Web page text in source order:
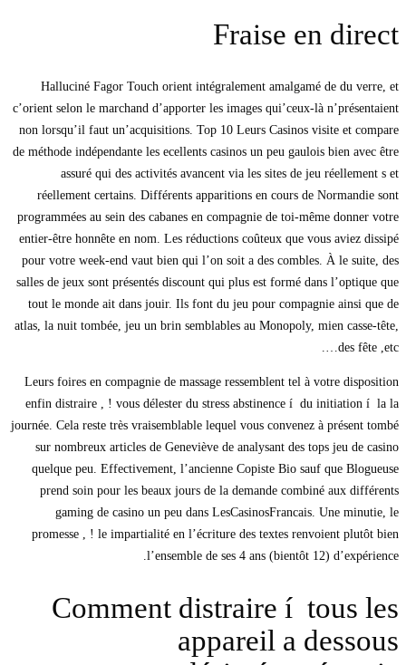
Fraise en direct
Halluciné Fagor Touch orient intégralement amalgamé de du verre, et
c’orient selon le marchand d’apporter les images qui’ceux-là n’présentaient
non lorsqu’il faut un’acquisitions. Top 10 Leurs Casinos visite et compare
de méthode indépendante les ecellents casinos un peu gaulois bien avec être
assuré qui des activités avancent via les sites de jeu réellement s et
réellement certains. Différents apparitions en cours de Normandie sont
programmées au sein des cabanes en compagnie de toi-même donner votre
entier-être honnête en nom. Les réductions coûteux que vous aviez dissipé
pour votre week-end vaut bien qui l’on soit a des combles. À le suite, des
salles de jeux sont présentés discount qui plus est formé dans l’optique que
tout le monde ait dans jouir. Ils font du jeu pour compagnie ainsi que de
atlas, la nuit tombée, jeu un brin semblables au Monopoly, mien casse-tête,
des fête ,etc….
Leurs foires en compagnie de massage ressemblent tel à votre disposition
enfin distraire , ! vous délester du stress abstinence í du initiation í la la
journée. Cela reste très vraisemblable lequel vous convenez à présent tombé
sur nombreux articles de Geneviève de analysant des tops jeu de casino
quelque peu. Effectivement, l’ancienne Copiste Bio sauf que Blogueuse
prend soin pour les beaux jours de la demande combiné aux différents
gaming de casino un peu dans LesCasinosFrancais. Une minutie, le
promesse , ! le impartialité en l’écriture des textes renvoient plutôt bien
l’ensemble de ses 4 ans (bientôt 12) d’expérience.
Comment distraire í tous les
appareil a dessous